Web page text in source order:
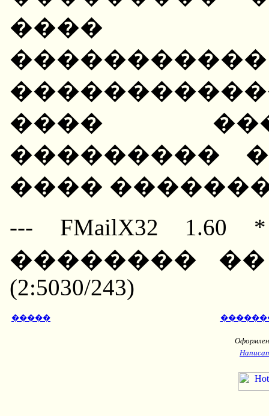
����
����
���������
����
--- FMailX32
�������� ��
(2:5030/243)
�����